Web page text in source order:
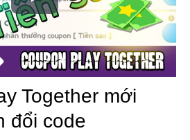
Play
Video
Together mới
đổi code